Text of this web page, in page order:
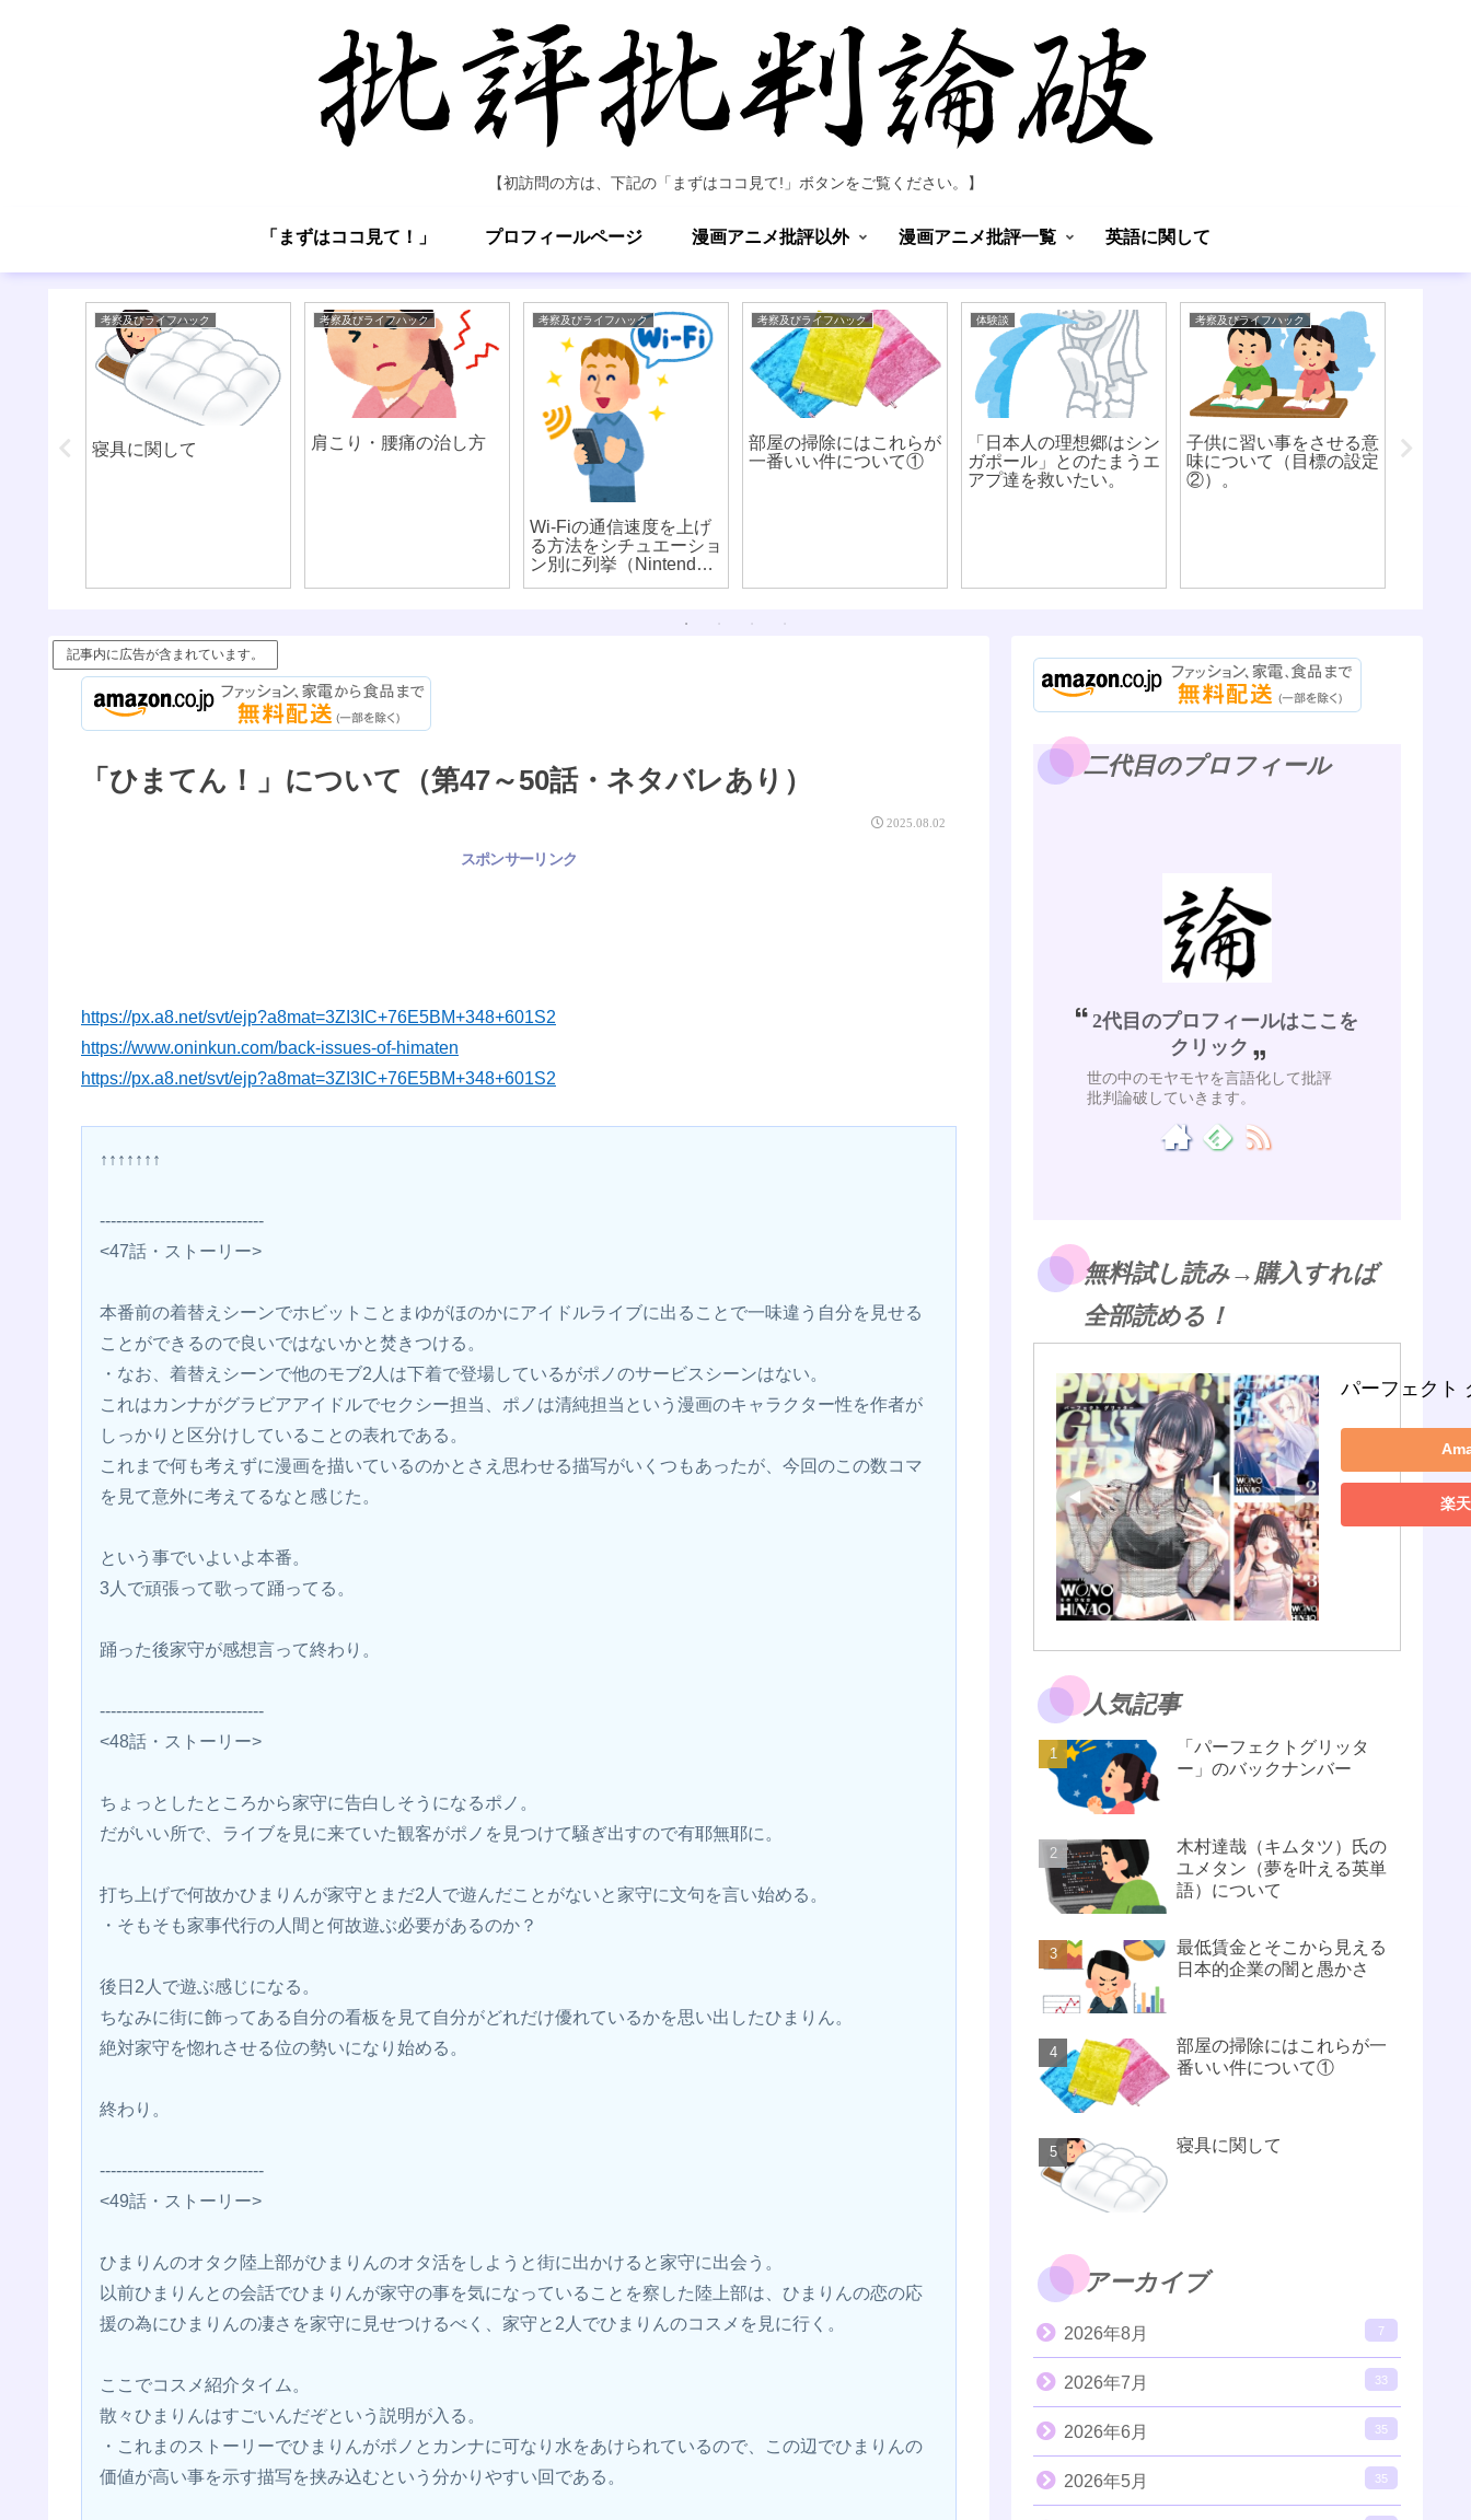
【初訪問の方は、下記の「まずはココ見て!」ボタンをご覧ください。】
「まずはココ見て！」 プロフィールページ 漫画アニメ批評以外 漫画アニメ批評一覧 英語に関して
らない
考察及びライフハック
寝具に関して
考察及びライフハック
肩こり・腰痛の治し方
考察及びライフハック
Wi-Fiの通信速度を上げ
る方法をシチュエーショ
ン別に列挙（Nintendo
考察及びライフハック
部屋の掃除にはこれらが
一番いい件について①
体験談
「日本人の理想郷はシン
ガポール」とのたまうエ
アプ達を救いたい。
考察及びライフハック
子供に習い事をさせる意
味について（目標の設定
②）。
どの英
ついて
記事内に広告が含まれています。
「ひまてん！」について（第47～50話・ネタバレあり）
2025.08.02
スポンサーリンク
https://px.a8.net/svt/ejp?a8mat=3ZI3IC+76E5BM+348+601S2
https://www.oninkun.com/back-issues-of-himaten
https://px.a8.net/svt/ejp?a8mat=3ZI3IC+76E5BM+348+601S2
↑↑↑↑↑↑↑
------------------------------
<47話・ストーリー>
本番前の着替えシーンでホビットことまゆがほのかにアイドルライブに出ることで一味違う自分を見せる
ことができるので良いではないかと焚きつける。
・なお、着替えシーンで他のモブ2人は下着で登場しているがポノのサービスシーンはない。
これはカンナがグラビアアイドルでセクシー担当、ポノは清純担当という漫画のキャラクター性を作者が
しっかりと区分けしていることの表れである。
これまで何も考えずに漫画を描いているのかとさえ思わせる描写がいくつもあったが、今回のこの数コマ
を見て意外に考えてるなと感じた。
という事でいよいよ本番。
3人で頑張って歌って踊ってる。
踊った後家守が感想言って終わり。
------------------------------
<48話・ストーリー>
ちょっとしたところから家守に告白しそうになるポノ。
だがいい所で、ライブを見に来ていた観客がポノを見つけて騒ぎ出すので有耶無耶に。
打ち上げで何故かひまりんが家守とまだ2人で遊んだことがないと家守に文句を言い始める。
・そもそも家事代行の人間と何故遊ぶ必要があるのか？
後日2人で遊ぶ感じになる。
ちなみに街に飾ってある自分の看板を見て自分がどれだけ優れているかを思い出したひまりん。
絶対家守を惚れさせる位の勢いになり始める。
終わり。
------------------------------
<49話・ストーリー>
ひまりんのオタク陸上部がひまりんのオタ活をしようと街に出かけると家守に出会う。
以前ひまりんとの会話でひまりんが家守の事を気になっていることを察した陸上部は、ひまりんの恋の応
援の為にひまりんの凄さを家守に見せつけるべく、家守と2人でひまりんのコスメを見に行く。
ここでコスメ紹介タイム。
散々ひまりんはすごいんだぞという説明が入る。
・これまのストーリーでひまりんがポノとカンナに可なり水をあけられているので、この辺でひまりんの
価値が高い事を示す描写を挟み込むという分かりやすい回である。
二代目のプロフィール
2代目のプロフィールはここを
クリック
世の中のモヤモヤを言語化して批評
批判論破していきます。
無料試し読み→購入すれば
全部読める！
パーフェクト
楽
人気記事
「パーフェクトグリッタ
ー」のバックナンバー
木村達哉（キムタツ）氏の
ユメタン（夢を叶える英単
語）について
最低賃金とそこから見える
日本的企業の闇と愚かさ
部屋の掃除にはこれらが一
番いい件について①
寝具に関して
アーカイブ
2026年8月 7
2026年7月 33
2026年6月 35
2026年5月 35